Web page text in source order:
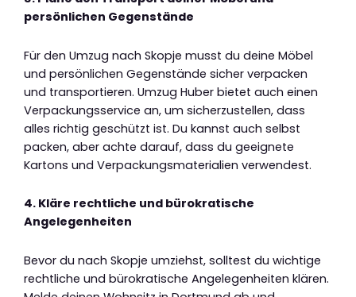
persönlichen Gegenstände
Für den Umzug nach Skopje musst du deine Möbel
und persönlichen Gegenstände sicher verpacken
und transportieren. Umzug Huber bietet auch einen
Verpackungsservice an, um sicherzustellen, dass
alles richtig geschützt ist. Du kannst auch selbst
packen, aber achte darauf, dass du geeignete
Kartons und Verpackungsmaterialien verwendest.
4. Kläre rechtliche und bürokratische
Angelegenheiten
Bevor du nach Skopje umziehst, solltest du wichtige
rechtliche und bürokratische Angelegenheiten klären.